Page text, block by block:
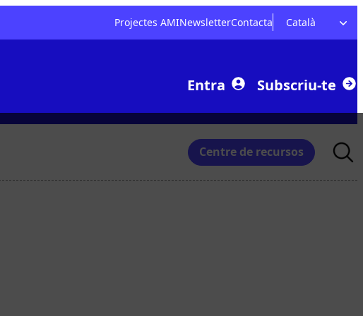
Projectes AMINewsletterContacta Català
Entra Subscriu-te
Centre de recursos
for: